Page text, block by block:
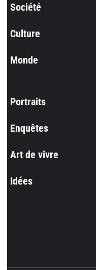
Société
Culture
Monde
Portraits
Enquêtes
Art de vivre
Idées